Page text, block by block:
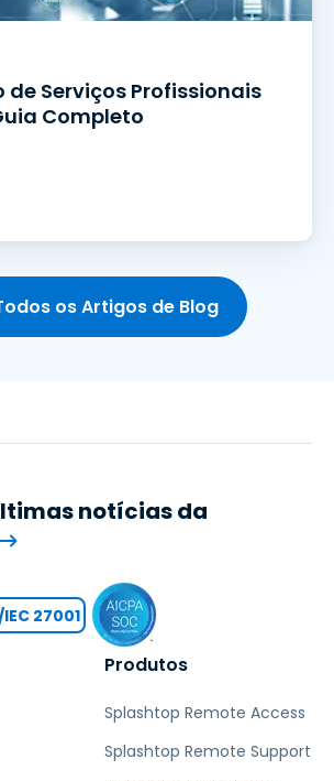
Serviços Profissionais
Completo
os Artigos de Blog
Produtos
Splashtop Remote Access
Splashtop Remote Support
notícias da
27001